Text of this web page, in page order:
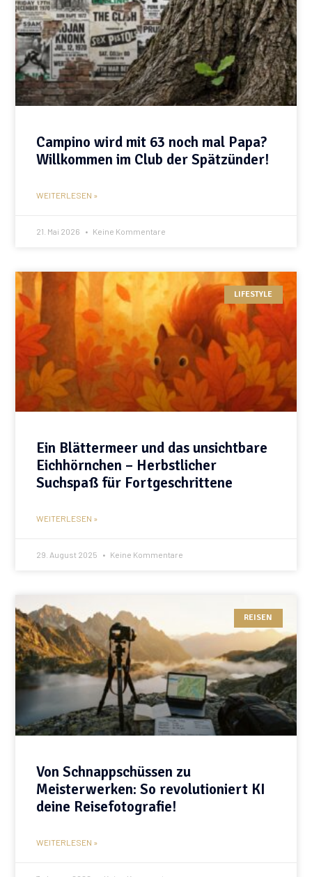
Campino wird mit 63 noch mal Papa?
Willkommen im Club der Spätzünder!
WEITERLESEN »
21. Mai 2026 Keine Kommentare
LIFESTYLE
Ein Blättermeer und das unsichtbare
Eichhörnchen – Herbstlicher
Suchspaß für Fortgeschrittene
WEITERLESEN »
29. August 2025 Keine Kommentare
REISEN
Von Schnappschüssen zu
Meisterwerken: So revolutioniert KI
deine Reisefotografie!
WEITERLESEN »